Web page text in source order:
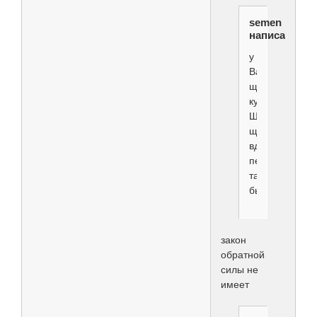
semen
написал(а):
у
Вас
щенки
Шоу-
щенок
вдруг
перестанет
таковым
быть
закон
обратной
силы не
имеет